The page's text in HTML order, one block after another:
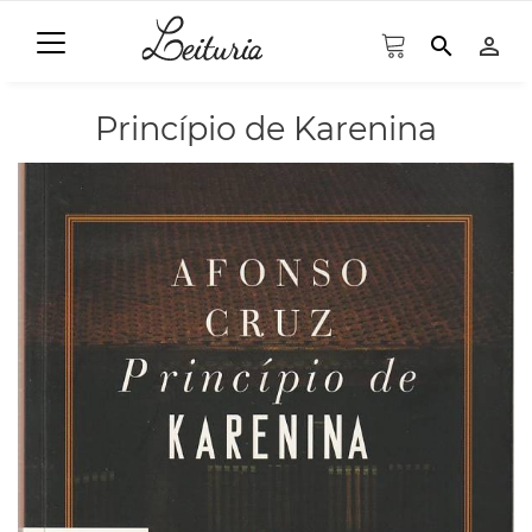
search person_outline
Princípio de Karenina